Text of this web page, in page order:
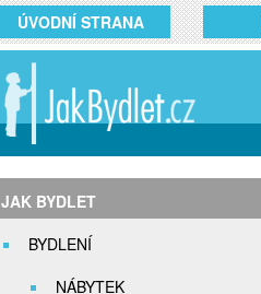
ÚVODNÍ STRANA
JAK BYDLET
BYDLENÍ
NÁBYTEK